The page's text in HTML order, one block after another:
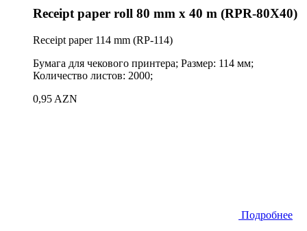
Receipt paper roll 80 mm x 40 m (RPR-80X40)
Receipt paper 114 mm (RP-114)
Бумага для чекового принтера; Размер: 114 мм;
Количество листов: 2000;
0,95 AZN
Подробнее